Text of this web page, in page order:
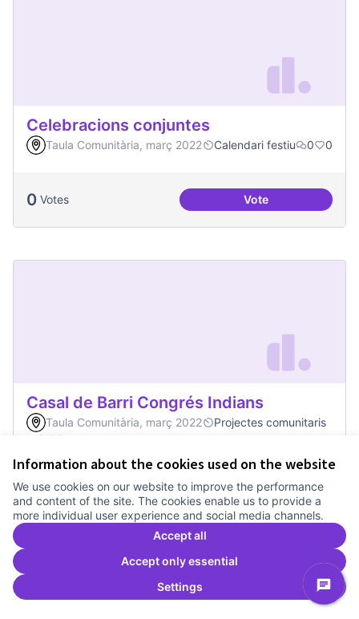
Information about the cookies used on the website
We use cookies on our website to improve the performance
and content of the site. The cookies enable us to provide a
more individual user experience and social media channels.
Accept all
Accept only essential
Settings
Celebracions conjuntes
Taula Comunitària, març 2022 Calendari festiu 0 0
0 Votes VoteCelebracions
Casal de Barri Congrés Indians
Taula Comunitària, març 2022
Projectes comunitaris
0
0
0 Votes VoteCasal de Barri